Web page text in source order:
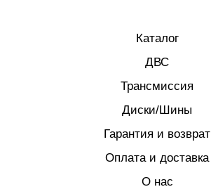
Каталог
ДВС
Трансмиссия
Диски/Шины
Гарантия и возврат
Оплата и доставка
О нас